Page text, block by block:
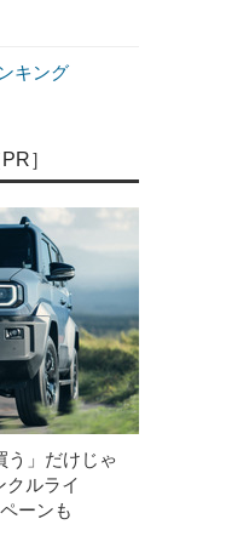
キング
］
う」だけじゃ
ルライ
ーンも